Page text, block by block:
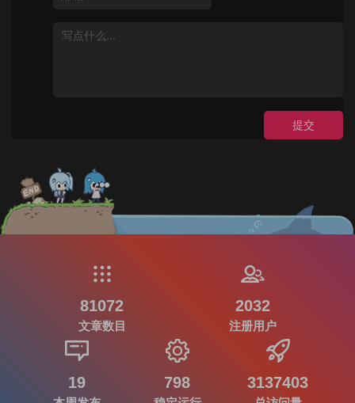
提交
81072
文章数目
2032
注册用户
19 798 3137403